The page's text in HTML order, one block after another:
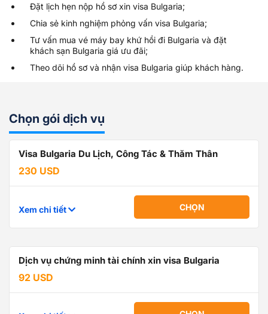
Đặt lịch hẹn nộp hồ sơ xin visa Bulgaria;
Chia sẻ kinh nghiệm phỏng vấn visa Bulgaria;
Tư vấn mua vé máy bay khứ hồi đi Bulgaria và đặt
khách sạn Bulgaria giá ưu đãi;
Theo dõi hồ sơ và nhận visa Bulgaria giúp khách hàng.
Chọn gói dịch vụ
Visa Bulgaria Du Lịch, Công Tác & Thăm Thân
230 USD
Xem chi tiết CHỌN
Dịch vụ chứng minh tài chính xin visa Bulgaria
92 USD
230 USD